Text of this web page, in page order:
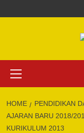
to
Menu
HOME PENDIDIKAN
AJARAN BARU 2018/
KURIKULUM 2013